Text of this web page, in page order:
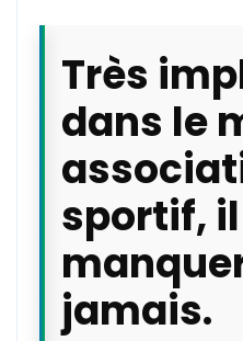
Très
dans le
sportif,
jamais.